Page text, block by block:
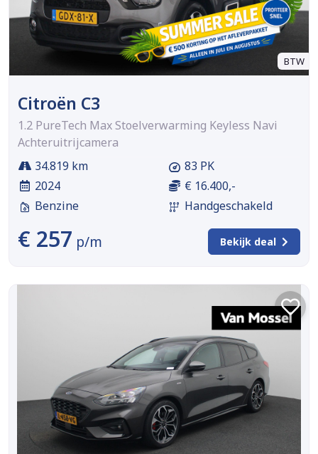
BTW
Citroën C3
1.2 PureTech Max Stoelverwarming Keyless Navi
Achteruitrijcamera
34.819 km
2024
Benzine
83 PK
€ 16.400,-
Handgeschakeld
€ 257 p/m Bekijk deal